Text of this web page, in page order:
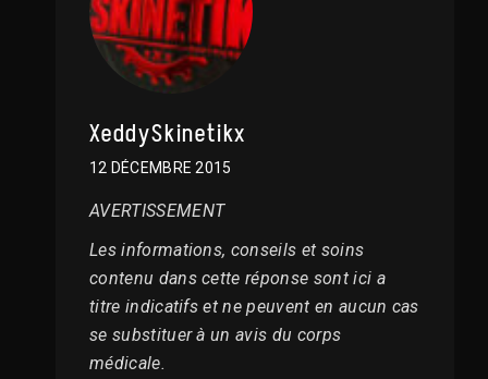
XeddySkinetikx
12 DÉCEMBRE 2015
AVERTISSEMENT
Les informations, conseils et soins
contenu dans cette réponse sont ici a
titre indicatifs et ne peuvent en aucun cas
se substituer à un avis du corps
médicale.